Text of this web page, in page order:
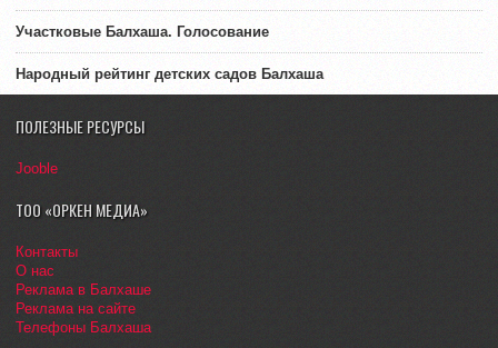
Участковые Балхаша. Голосование
Народный рейтинг детских садов Балхаша
ПОЛЕЗНЫЕ РЕСУРСЫ
Jooble
ТОО «ОРКЕН МЕДИА»
Контакты
О нас
Реклама в Балхаше
Реклама на сайте
Телефоны Балхаша